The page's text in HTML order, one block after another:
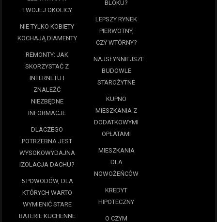
TWOJEJ OKOLICY
NIE TYLKO KOBIETY
KOCHAJĄ DIAMENTY
REMONTY: JAK
SKORZYSTAĆ Z
INTERNETU I
ZNALEŹĆ
NIEZBĘDNE
INFORMACJE
DLACZEGO
POTRZEBNA JEST
WYSOKOWYDAJNA
IZOLACJA DACHU?
5 POWODÓW, DLA
KTÓRYCH WARTO
WYMIENIĆ STARE
BATERIE KUCHENNE
BLOKU?
LEPSZY RYNEK
PIERWOTNY,
CZY WTÓRNY?
NAJSŁYNNIEJSZE
BUDOWLE
STAROŻYTNE
KUPNO
MIESZKANIA Z
DODATKOWYMI
OPŁATAMI
MIESZKANIA
DLA
NOWOŻEŃCÓW
KREDYT
HIPOTECZNY
O CZYM